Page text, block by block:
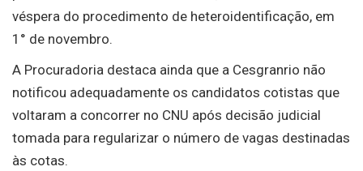
véspera do procedimento de heteroidentificação, em
1° de novembro.
A Procuradoria destaca ainda que a Cesgranrio não
notificou adequadamente os candidatos cotistas que
voltaram a concorrer no CNU após decisão judicial
tomada para regularizar o número de vagas destinadas
às cotas.